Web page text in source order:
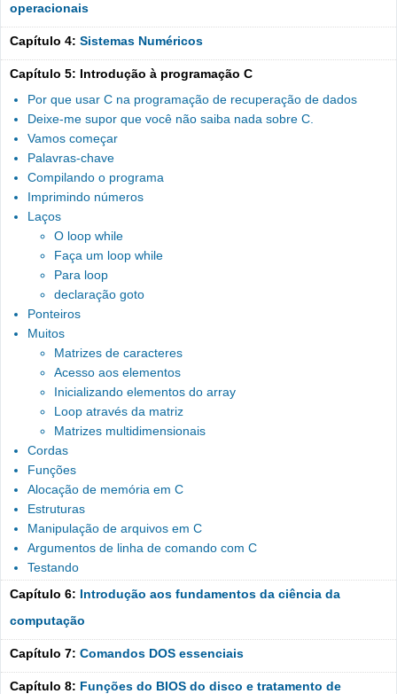
operacionais
Capítulo 4: Sistemas Numéricos
Capítulo 5: Introdução à programação C
Por que usar C na programação de recuperação de dados
Deixe-me supor que você não saiba nada sobre C.
Vamos começar
Palavras-chave
Compilando o programa
Imprimindo números
Laços
O loop while
Faça um loop while
Para loop
declaração goto
Ponteiros
Muitos
Matrizes de caracteres
Acesso aos elementos
Inicializando elementos do array
Loop através da matriz
Matrizes multidimensionais
Cordas
Funções
Alocação de memória em C
Estruturas
Manipulação de arquivos em C
Argumentos de linha de comando com C
Testando
Capítulo 6: Introdução aos fundamentos da ciência da
computação
Capítulo 7: Comandos DOS essenciais
Capítulo 8: Funções do BIOS do disco e tratamento de